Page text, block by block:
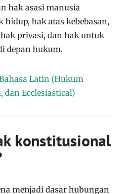
hak asasi manusia
hidup, hak atas kebebasan,
privasi, dan hak untuk
depan hukum.
Latin (Hukum
dan Ecclesiastical)
konstitusional
menjadi dasar hubungan